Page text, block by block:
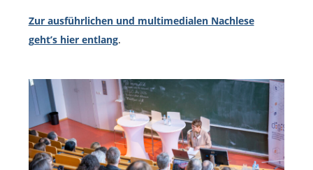
Zur ausführlichen und multimedialen Nachlese
geht’s hier entlang.